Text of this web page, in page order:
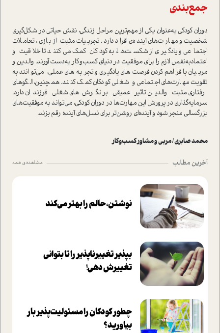
جمع‌بندی
دوران کودکی به‌عنوان یکی از مهم‌ترین مراحل زندگی، نقش حیاتی در شکل‌گیری
شخصیت و مهارت‌های آینده‌ی افراد دارد. تجربیات مثبت از بازی، تعاملات
اجتماعی و یادگیری از شکست‌ها، به کودکان کمک می‌کنند تا خلاقیت و
اعتمادبه‌نفس لازم را برای موفقیت در دنیای کسب‌وکار به‌دست آورند. والدین و
مربیان با فراهم‌کردن فرصت‌های یادگیری و تجربه‌های عملی، می‌توانند به
تقویت مهارت‌های اجتماعی و شغلی کودکان کمک کنند. همچنین، الگوهای
رفتاری مثبت والدین تاثیر عمیقی بر نگرش‌های شغلی فرزندان دارد.
سرمایه‌گذاری در پرورش این مهارت‌ها در دوران کودکی، می‌تواند به موفقیت‌های
بزرگسالی منجر شود و آینده‌ای روشن‌تر برای نسل‌های آینده رقم بزند.
محمد صابری/ مربی و مشاور کسب‌وکار
آخرین مطالب مشاهده ی همه
نوشتن، حالم را بهتر می‌کند
بپذير تغييرناپذير را تا بتواني
تغييرش دهي!‏
چطور کودکان را مسئولیت‌پذیر بار
بیاورید؟